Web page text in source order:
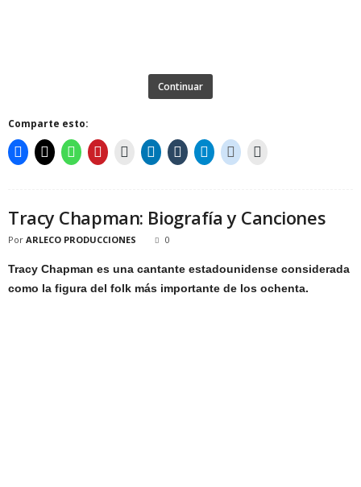
Continuar
Comparte esto:
Tracy Chapman: Biografía y Canciones
Por ARLECO PRODUCCIONES 0
Tracy Chapman es una cantante estadounidense considerada
como la figura del folk más importante de los ochenta.